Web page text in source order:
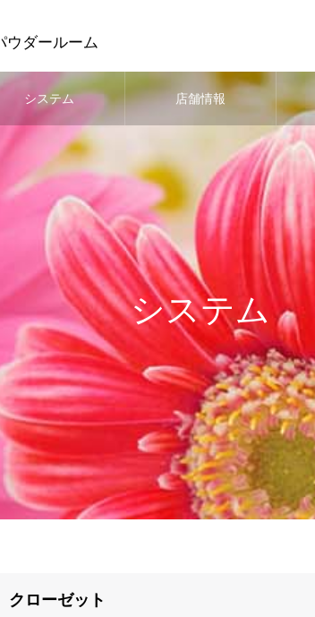
ウダールーム
システム 店舗情報
システム
クローゼット